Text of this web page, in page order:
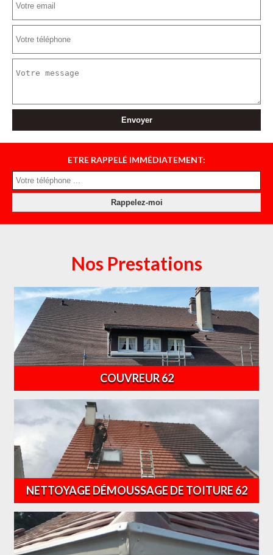
ETRE RAPPELÉ IMMÉDIATEMENT:
Nos Prestations
COUVREUR 62
NETTOYAGE DÉMOUSSAGE DE TOITURE 62